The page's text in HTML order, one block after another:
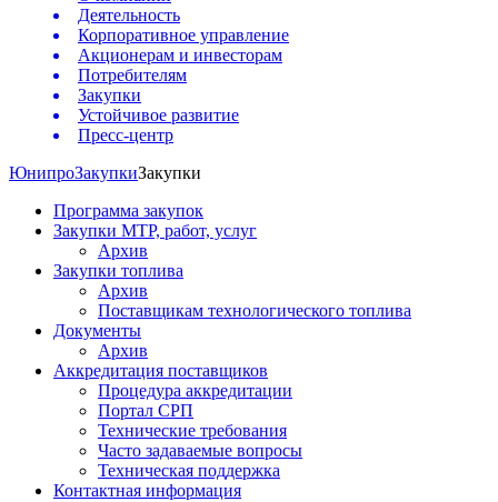
Деятельность
Корпоративное управление
Акционерам и инвесторам
Потребителям
Закупки
Устойчивое развитие
Пресс-центр
ЮнипроЗакупкиЗакупки
Программа закупок
Закупки МТР, работ, услуг
Архив
Закупки топлива
Архив
Поставщикам технологического топлива
Документы
Архив
Аккредитация поставщиков
Процедура аккредитации
Портал СРП
Технические требования
Часто задаваемые вопросы
Техническая поддержка
Контактная информация